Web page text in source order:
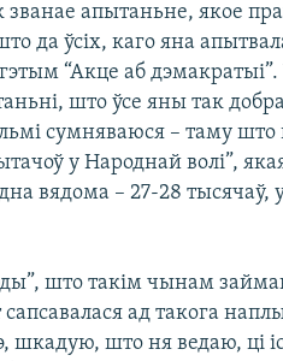
апытаньне, якое
да ўсіх, каго яна
“Акце аб дэмакратыі”.
што ўсе яны так
сумняваюся – таму што
у Народнай волі”,
вядома – 27-28 тысячаў,
што такім чынам
ад такога
шкадую, што ня ведаю, ці